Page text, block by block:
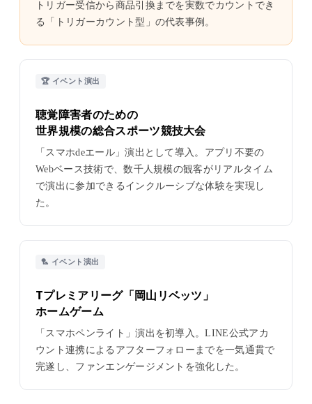
トリガー受信から商品引換までを実数でカウントでき
る「トリガーカウント型」の代表事例。
🏆 イベント演出
聴覚障害者のための
世界規模の総合スポーツ競技大会
「スマホdeエール」演出として導入。アプリ不要の
Webベース技術で、数千人規模の観客がリアルタイム
で演出に参加できるインクルーシブな体験を実現し
た。
🏸 イベント演出
Tプレミアリーグ「岡山リベッツ」
ホームゲーム
「スマホペンライト」演出を初導入。LINE公式アカ
ウント連携によるアフターフォローまでを一気通貫で
完遂し、ファンエンゲージメントを強化した。